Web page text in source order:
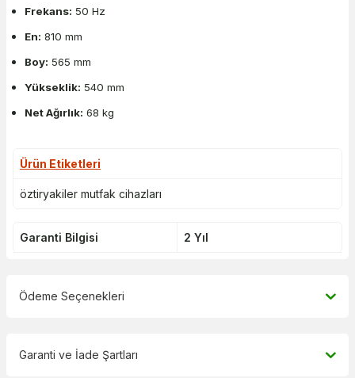
Frekans: 50 Hz
En: 810 mm
Boy: 565 mm
Yükseklik: 540 mm
Net Ağırlık: 68 kg
Ürün Etiketleri
öztiryakiler mutfak cihazları
Garanti Bilgisi 2 Yıl
Ödeme Seçenekleri
Garanti ve İade Şartları